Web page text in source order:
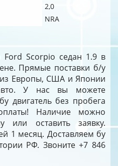
2,0
NRA
Scorpio седан 1.9 в
Прямые поставки б/у
из Европы, США и Японии
У нас вы можете
двигатель без пробега
Наличие можно
или оставить заявку.
1 месяц. Доставляем бу
РФ. Звоните +7 846